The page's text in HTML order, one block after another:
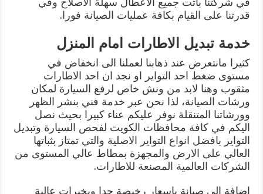
قدرتنا على القيام بكافة عمليات الصيانة فورا.
خدمة تبديل الاطارات امام المنزل
كثيرا مانتعرض عند ذهابنا لعملنا الى انخفاض في
مستوى ضغط احد التواير او نجد ان احد الاطارات
مثقوب وهنا لابد من ونش خاص لرفع السيارة لمكان
ورشات الصيانة، لذا نحن عبر خدمة فني بنشر الظهر
وورشاتنا المتنقلة نوفر عليكم عناء كبيرا بحيث نصل
اليكم في كافة محافظات الكويت لفحص السيارة وتبديل
التواير بافضل انواع التواير الاصلية والتي تمتاز بثباتها
العالي على الارض والمجهزة بمطاط عالي المستوى من
الشركات العالمية المصنعة للاطارات.
اضافة الى صيانة باسعار رخيصة جدا وبخبرات عالية